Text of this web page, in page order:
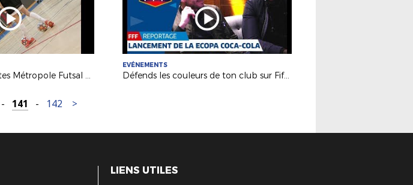
Orvault SF et Nantes Métropole Futsal au service des filles !
EVÉNEMENTS
Défends les couleurs de ton club sur Fifa18
- 141 - 142 >
LIENS UTILES